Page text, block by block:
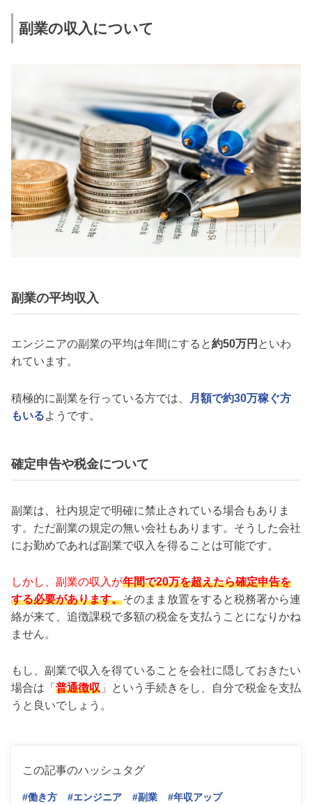
副業の収入について
副業の平均収入
エンジニアの副業の平均は年間にすると約50万円 といわ
れています。
積極的に副業を行っている方では、
月額で約30万稼ぐ方
もいるようです。
確定申告や税金について
副業は、社内規定で明確に禁止されている場合もありま
す。ただ副業の規定の無い会社もあります。そうした会社
にお勤めであれば副業で収入を得ることは可能です。
しかし、副業の収入が年間で20万を超えたら確定申告を
する必要があります。そのまま放置をすると税務署から連
絡が来て、追徴課税で多額の税金を支払うことになりかね
ません。
もし、副業で収入を得ていることを会社に隠しておきたい
場合は「 普通徴収 」という手続きをし、自分で税金を支払
うと良いでしょう。
この記事のハッシュタグ
#働き方 #エンジニア #副業
#年収アップ